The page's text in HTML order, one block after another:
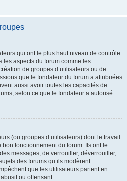
qui ont le plus haut niveau de contrôle
les aspects du forum comme les
de groupes d’utilisateurs ou de
que le fondateur du forum a attribuées
aussi avoir toutes les capacités de
selon ce que le fondateur a autorisé.
(ou groupes d’utilisateurs) dont le travail
fonctionnement du forum. Ils ont le
messages, de verrouiller, déverrouiller,
des forums qu’ils modèrent.
que les utilisateurs partent en
ou offensant.